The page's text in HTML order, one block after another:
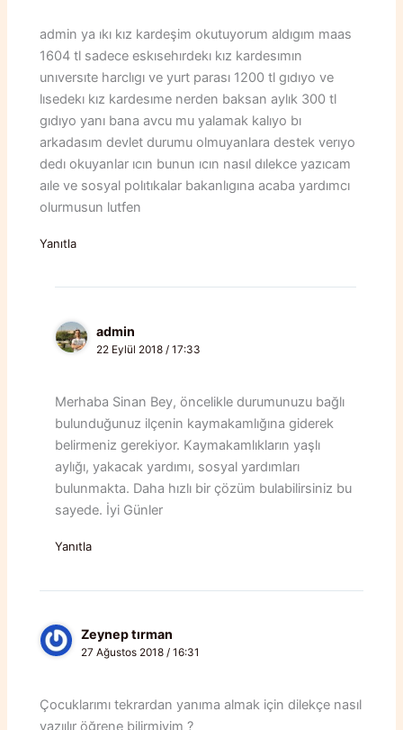
admin ya ıkı kız kardeşim okutuyorum aldıgım maas
1604 tl sadece eskısehırdekı kız kardesımın
unıversıte harclıgı ve yurt parası 1200 tl gıdıyo ve
lısedekı kız kardesıme nerden baksan aylık 300 tl
gıdıyo yanı bana avcu mu yalamak kalıyo bı
arkadasım devlet durumu olmuyanlara destek verıyo
dedı okuyanlar ıcın bunun ıcın nasıl dılekce yazıcam
aıle ve sosyal polıtıkalar bakanlıgına acaba yardımcı
olurmusun lutfen
Yanıtla
admin
22 Eylül 2018 / 17:33
Merhaba Sinan Bey, öncelikle durumunuzu bağlı
bulunduğunuz ilçenin kaymakamlığına giderek
belirmeniz gerekiyor. Kaymakamlıkların yaşlı
aylığı, yakacak yardımı, sosyal yardımları
bulunmakta. Daha hızlı bir çözüm bulabilirsiniz bu
sayede. İyi Günler
Yanıtla
Zeynep tırman
27 Ağustos 2018 / 16:31
Çocuklarımı tekrardan yanıma almak için dilekçe nasıl
yazıılır öğrene bilirmiyim ?